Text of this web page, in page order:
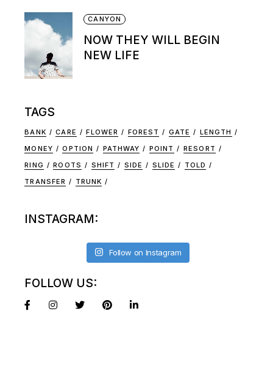
CANYON
NOW THEY WILL BEGIN
NEW LIFE
TAGS
BANK CARE FLOWER FOREST GATE
LENGTH
MONEY
OPTION PATHWAY POINT
RESORT
RING
ROOTS SHIFT SIDE SLIDE
TOLD
TRANSFER
TRUNK
INSTAGRAM:
Follow on Instagram
FOLLOW US: